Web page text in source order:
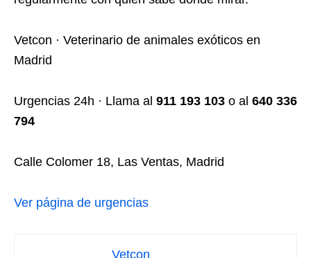
Vetcon · Veterinario de animales exóticos en
Madrid
Urgencias 24h · Llama al 911 193 103 o al 640 336
794
Calle Colomer 18, Las Ventas, Madrid
Ver página de urgencias
Vetcon